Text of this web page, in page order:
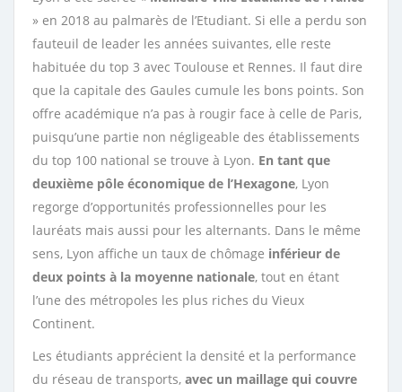
» en 2018 au palmarès de l’Etudiant. Si elle a perdu son
fauteuil de leader les années suivantes, elle reste
habituée du top 3 avec Toulouse et Rennes. Il faut dire
que la capitale des Gaules cumule les bons points. Son
offre académique n’a pas à rougir face à celle de Paris,
puisqu’une partie non négligeable des établissements
du top 100 national se trouve à Lyon. En tant que
deuxième pôle économique de l’Hexagone, Lyon
regorge d’opportunités professionnelles pour les
lauréats mais aussi pour les alternants. Dans le même
sens, Lyon affiche un taux de chômage inférieur de
deux points à la moyenne nationale, tout en étant
l’une des métropoles les plus riches du Vieux
Continent.
Les étudiants apprécient la densité et la performance
du réseau de transports, avec un maillage qui couvre